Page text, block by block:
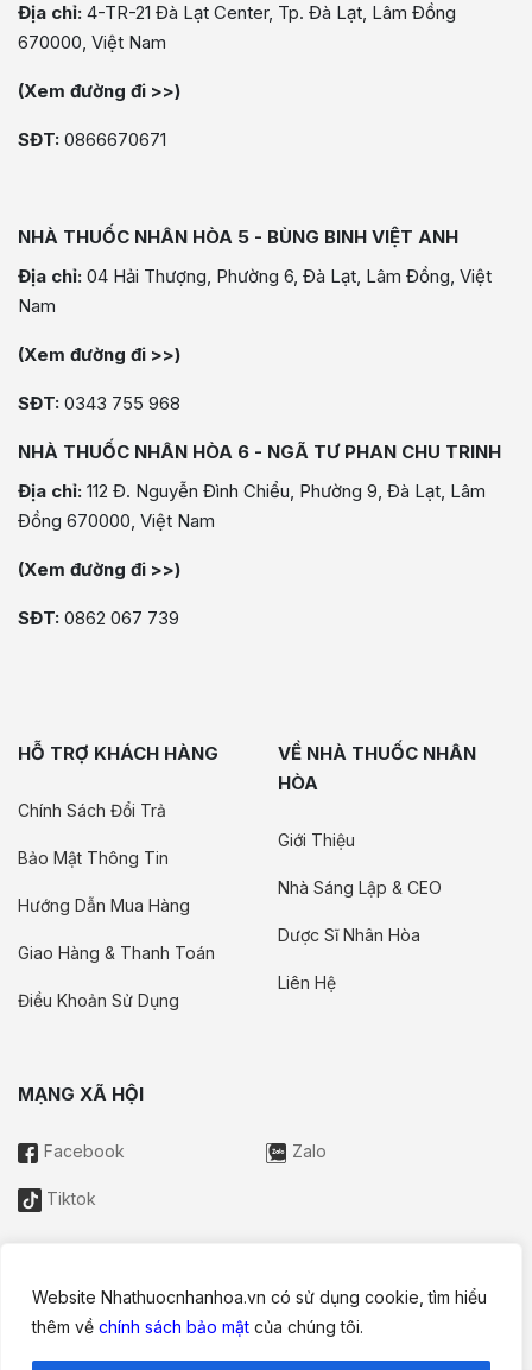
Website Nhathuocnhanhoa.vn có sử dụng cookie, tìm hiểu
thêm về chính sách bảo mật của chúng tôi.
Địa chỉ: 4-TR-21 Đà Lạt Center, Tp. Đà Lạt, Lâm Đồng
670000, Việt Nam
(Xem đường đi >>)
SĐT: 0866670671
NHÀ THUỐC NHÂN HÒA 5 - BÙNG BINH VIỆT ANH
Địa chỉ: 04 Hải Thượng, Phường 6, Đà Lạt, Lâm Đồng, Việt
Nam
(Xem đường đi >>)
SĐT: 0343 755 968
NHÀ THUỐC NHÂN HÒA 6 - NGÃ TƯ PHAN CHU TRINH
Địa chỉ: 112 Đ. Nguyễn Đình Chiểu, Phường 9, Đà Lạt, Lâm
Đồng 670000, Việt Nam
(Xem đường đi >>)
SĐT: 0862 067 739
HỖ TRỢ KHÁCH HÀNG
Chính Sách Đổi Trả
Bảo Mật Thông Tin
Hướng Dẫn Mua Hàng
Giao Hàng & Thanh Toán
Điều Khoản Sử Dụng
VỀ NHÀ THUỐC NHÂN
HÒA
Giới Thiệu
Nhà Sáng Lập & CEO
Dược Sĩ Nhân Hòa
Liên Hệ
MẠNG XÃ HỘI
Facebook Zalo
Tiktok
Thông tin trên website này chỉ mang tính chất nội bộ tham khảo;